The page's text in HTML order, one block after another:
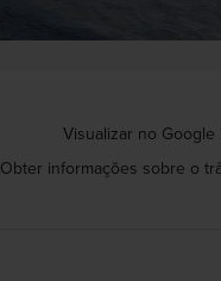
Visualizar no Google
Obter informações sobre o